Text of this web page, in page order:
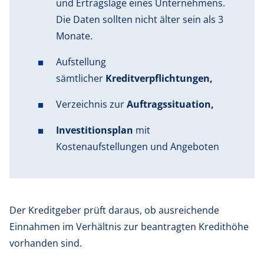
und Ertragslage eines Unternehmens.
Die Daten sollten nicht älter sein als 3
Monate.
Aufstellung
sämtlicher Kreditverpflichtungen,
Verzeichnis zurAuftragssituation,
Investitionsplan mit
Kostenaufstellungen und Angeboten
Der Kreditgeber prüft daraus, ob ausreichende
Einnahmen im Verhältnis zur beantragten Kredithöhe
vorhanden sind.